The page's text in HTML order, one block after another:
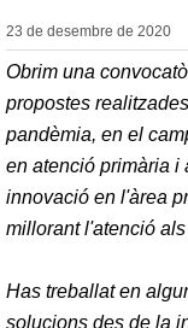
23 de desembre de 2020
Obrim una
propostes
pandèmia, en el
en atenció primària i
innovació en l'àrea
millorant l'atenció
Has treballat en
solucions des de la